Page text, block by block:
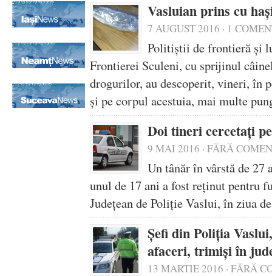
Vasluian prins cu
7 AUGUST 2016 · 1
Politiştii de frontieră şi
Frontierei Sculeni, cu sprijinul
drogurilor, au descoperit, vineri, în
şi pe corpul acestuia, mai multe
Doi tineri cercetați
9 MAI 2016 · FĂRĂ
Un tânăr în vârstă de 27
unul de 17 ani a fost reținut pentru
Județean de Poliție Vaslui, în ziua
Șefi din Poliția
afaceri, trimiși în
13 MARTIE 2016 · FĂRĂ